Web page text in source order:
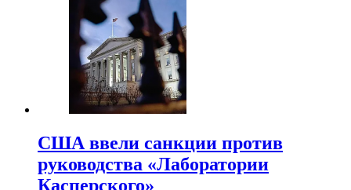
США ввели санкции против
руководства «Лаборатории
Касперского»